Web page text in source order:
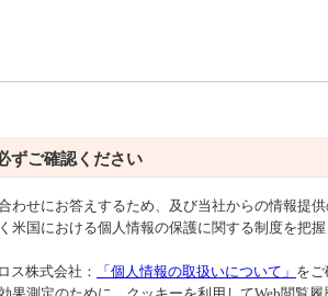
ずご確認ください